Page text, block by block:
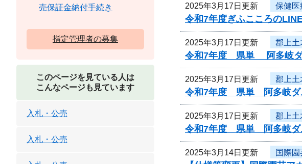
2025年3月17日更新 保健医
令和7年度ぎふこころの
2025年3月17日更新 郡上土
令和7年度 県単 阿多岐ダ
2025年3月17日更新 郡上土
令和7年度 県単 阿多岐ダ
2025年3月17日更新 郡上土
令和7年度 県単 阿多岐ダ
2025年3月14日更新 国際
売保証金納付手続き
指定管理者の募集
このページを見ている人は
こんなページも見ています
入札・公売
入札・公売